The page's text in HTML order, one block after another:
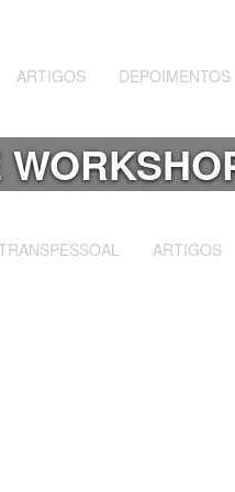
ARTIGOS DEPOIMENTOS
ARTIGOS